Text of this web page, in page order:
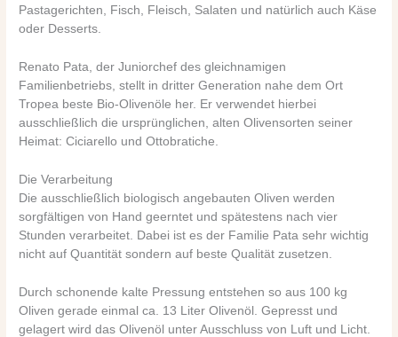
Pastagerichten, Fisch, Fleisch, Salaten und natürlich auch Käse
oder Desserts.
Renato Pata, der Juniorchef des gleichnamigen
Familienbetriebs, stellt in dritter Generation nahe dem Ort
Tropea beste Bio-Olivenöle her. Er verwendet hierbei
ausschließlich die ursprünglichen, alten Olivensorten seiner
Heimat: Ciciarello und Ottobratiche.
Die Verarbeitung
Die ausschließlich biologisch angebauten Oliven werden
sorgfältigen von Hand geerntet und spätestens nach vier
Stunden verarbeitet. Dabei ist es der Familie Pata sehr wichtig
nicht auf Quantität sondern auf beste Qualität zusetzen.
Durch schonende kalte Pressung entstehen so aus 100 kg
Oliven gerade einmal ca. 13 Liter Olivenöl. Gepresst und
gelagert wird das Olivenöl unter Ausschluss von Luft und Licht.